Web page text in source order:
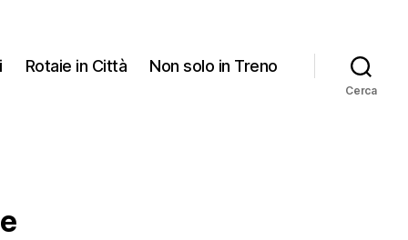
Rotaie in Città Non solo in Treno
Cerca